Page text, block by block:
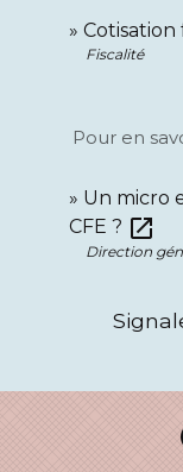
Cotisation
Fiscalité
Pour en
Un micro
CFE ? open_in_new
Direction